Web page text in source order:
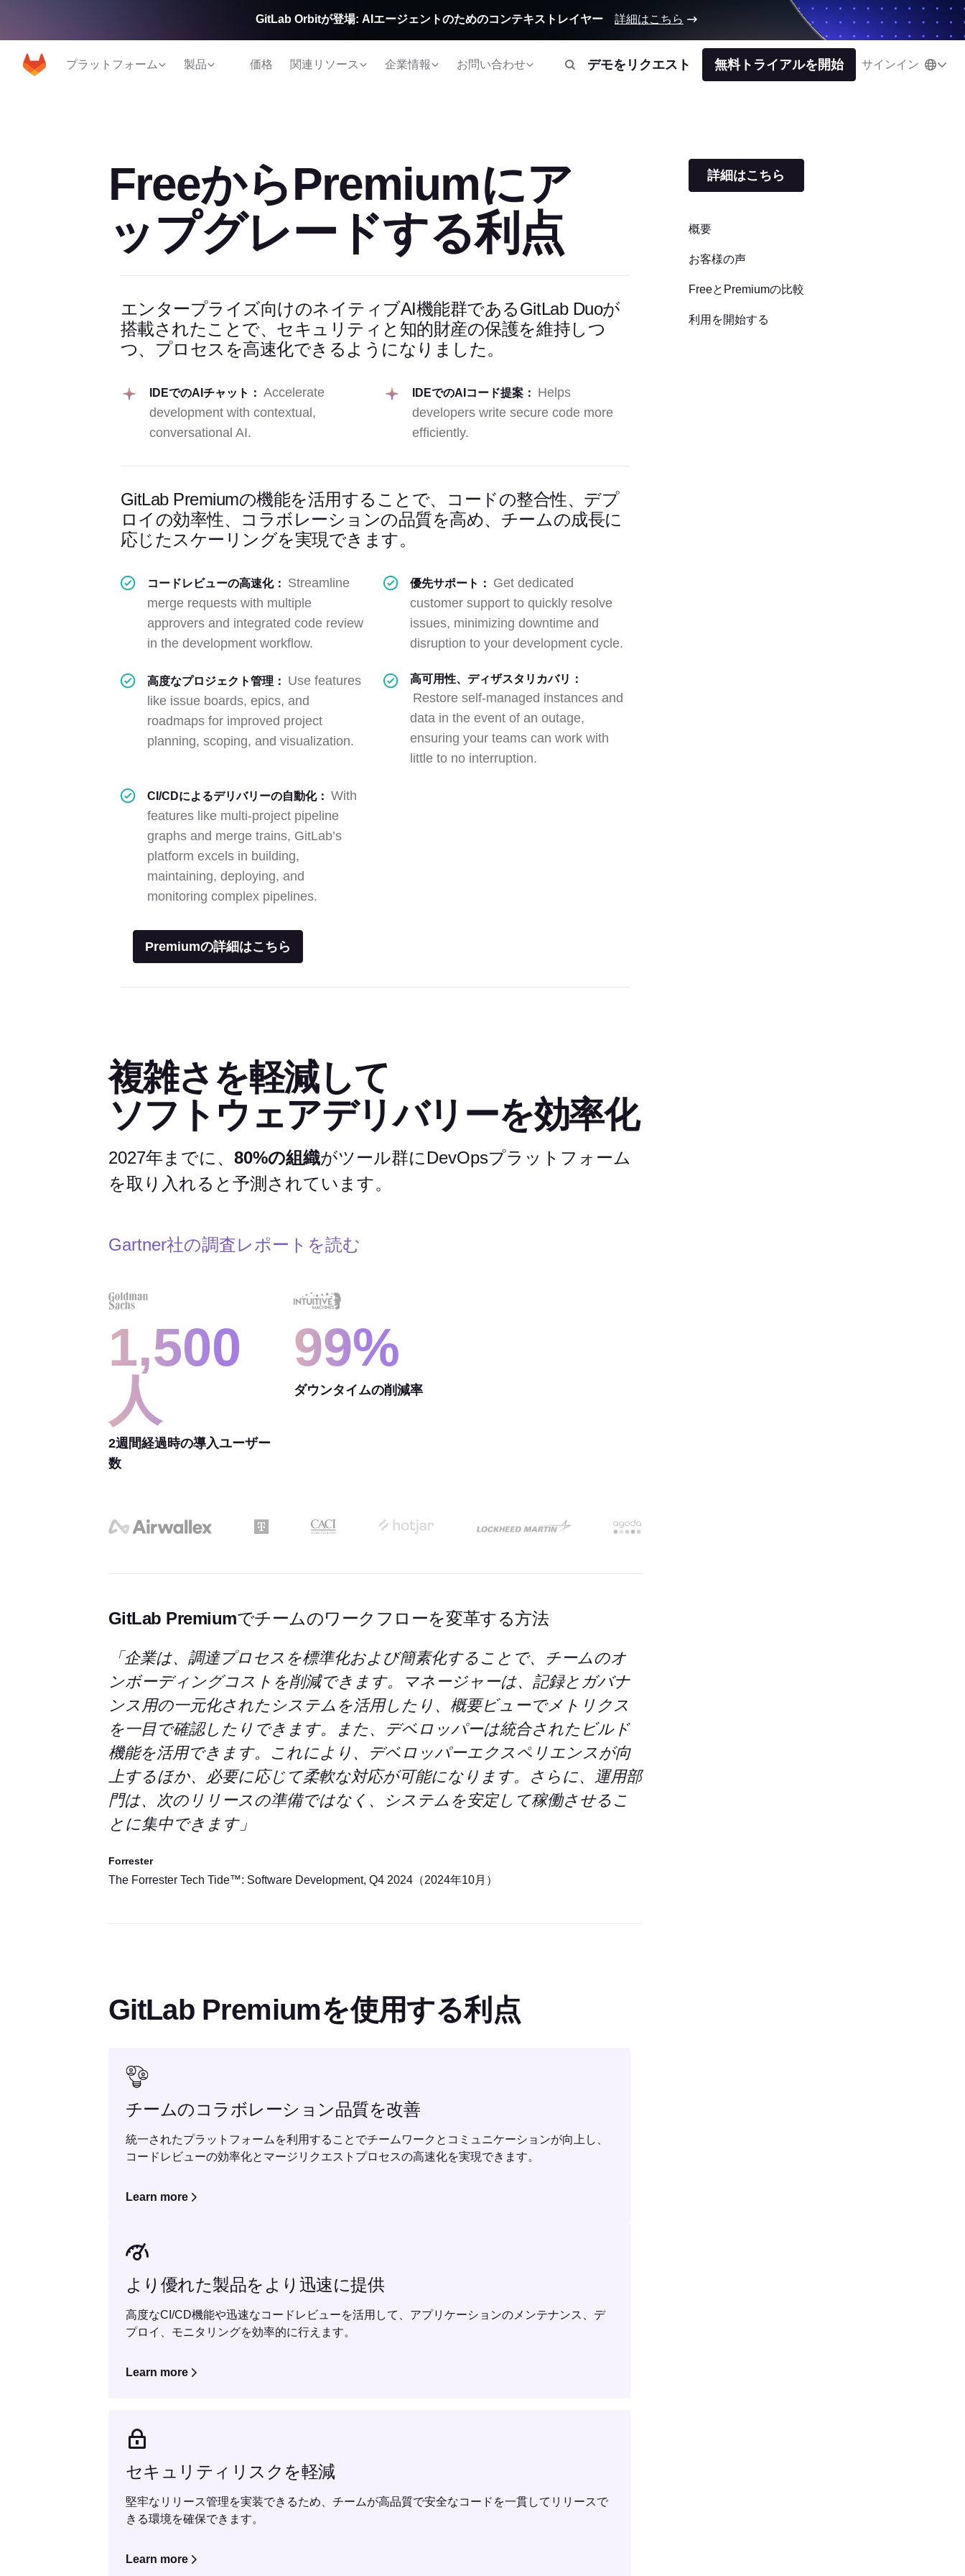
プラットフォーム 製品 価格 関連リソース 企業情報 お問い合わせ デモをリクエスト 無料トライアルを開始 サインイン
GitLab Orbitが登場: AIエージェントのためのコンテキストレイヤー 詳細はこちら
詳細はこちら
概要
お客様の声
FreeとPremiumの比較
利用を開始する
FreeからPremiumにア
ップグレードする利点
エンタープライズ向けのネイティブAI機能群であるGitLab Duoが
搭載されたことで、セキュリティと知的財産の保護を維持しつ
つ、プロセスを高速化できるようになりました。
IDEでのAIチャット： Accelerate
development with contextual,
conversational AI.
IDEでのAIコード提案：
Helps
developers write secure code more
efficiently.
GitLab Premiumの機能を活用することで、コードの整合性、デプ
ロイの効率性、コラボレーションの品質を高め、チームの成長に
応じたスケーリングを実現できます。
コードレビューの高速化：
Streamline
merge requests with multiple
approvers and integrated code review
in the development workflow.
優先サポート：
Get dedicated
customer support to quickly resolve
issues, minimizing downtime and
disruption to your development cycle.
高度なプロジェクト管理：
Use features
like issue boards, epics, and
roadmaps for improved project
planning, scoping, and visualization.
高可用性、ディザスタリカバリ：
Restore self-managed instances and
data in the event of an outage,
ensuring your teams can work with
little to no interruption.
CI/CDによるデリバリーの自動化： With
features like multi-project pipeline
graphs and merge trains, GitLab’s
platform excels in building,
maintaining, deploying, and
monitoring complex pipelines.
Premiumの詳細はこちら
複雑さを軽減して
ソフトウェアデリバリーを効率化
2027年までに、 80%の組織がツール群にDevOpsプラットフォーム
を取り入れると予測されています。
Gartner社の調査レポートを読む
1,500
人
2週間経過時の導入ユーザー
数
99%
ダウンタイムの削減率
GitLab Premiumでチームのワークフローを変革する方法
「企業は、調達プロセスを標準化および簡素化することで、チームのオ
ンボーディングコストを削減できます。マネージャーは、記録とガバナ
ンス用の一元化されたシステムを活用したり、概要ビューでメトリクス
を一目で確認したりできます。また、デベロッパーは統合されたビルド
機能を活用できます。これにより、デベロッパーエクスペリエンスが向
上するほか、必要に応じて柔軟な対応が可能になります。さらに、運用部
門は、次のリリースの準備ではなく、システムを安定して稼働させるこ
とに集中できます」
Forrester
The Forrester Tech Tide™: Software Development, Q4 2024（2024年10月）
GitLab Premiumを使用する利点
チームのコラボレーション品質を改善
統一されたプラットフォームを利用することでチームワークとコミュニケーションが向上し、
コードレビューの効率化とマージリクエストプロセスの高速化を実現できます。
Learn more
より優れた製品をより迅速に提供
高度なCI/CD機能や迅速なコードレビューを活用して、アプリケーションのメンテナンス、デ
プロイ、モニタリングを効率的に行えます。
Learn more
セキュリティリスクを軽減
堅牢なリリース管理を実装できるため、チームが高品質で安全なコードを一貫してリリースで
きる環境を確保できます。
Learn more